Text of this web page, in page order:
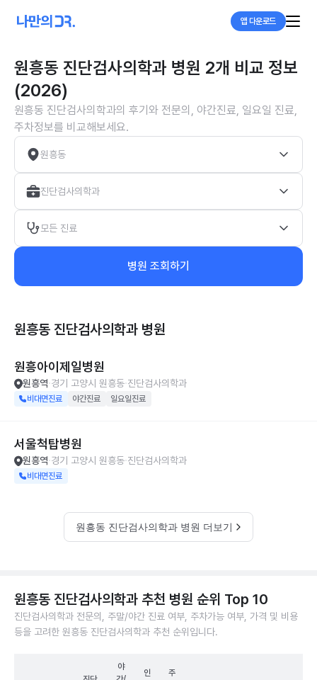
앱 다운로드
원흥동 진단검사의학과 병원 2개 비교 정보
(2026)
원흥동 진단검사의학과의 후기와 전문의, 야간진료, 일요일 진료,
주차정보를 비교해보세요.
원흥동
진단검사의학과
모든 진료
병원 조회하기
원흥동 진단검사의학과 병원
원흥아이제일병원
원흥역 경기 고양시 원흥동 진단검사의학과
비대면진료 야간진료 일요일진료
서울척탑병원
원흥역 경기 고양시 원흥동 진단검사의학과
비대면진료
원흥동 진단검사의학과 병원 더보기
원흥동 진단검사의학과 추천 병원 순위 Top 10
진단검사의학과 전문의, 주말/야간 진료 여부, 주차가능 여부, 가격 및 비용
등을 고려한 원흥동 진단검사의학과 추천 순위입니다.
야
인
주